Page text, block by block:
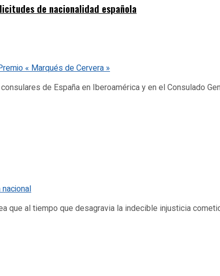
de nacionalidad española
de España en Iberoamérica y en el Consulado
al tiempo que desagravia la indecible injusticia